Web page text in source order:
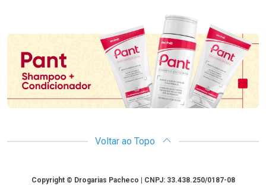
Promoção em Destaque
Voltar ao Topo
CopyrightCopyright © Drogarias Pacheco | CNPJ: 33.438.250/0187-08